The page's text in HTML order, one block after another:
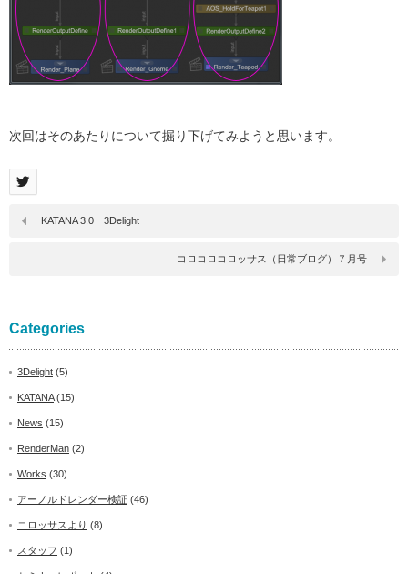
次回はそのあたりについて掘り下げてみようと思います。
KATANA 3.0 3Delight
コロコロコロッサス（日常ブログ）７月号
Categories
3Delight (5)
KATANA(15)
News (15)
RenderMan (2)
Works (30)
アーノルドレンダー検証 (46)
コロッサスより (8)
スタッフ (1)